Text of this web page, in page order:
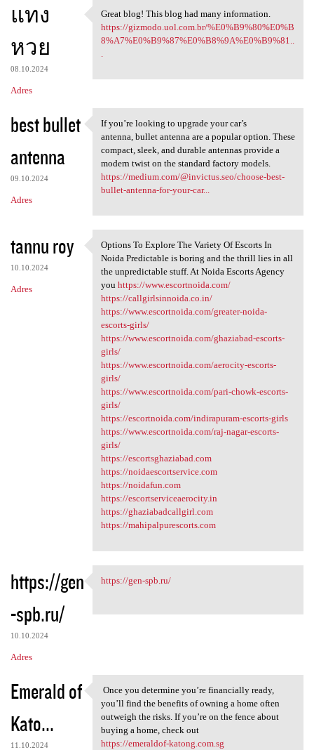
แทง
หวย
08.10.2024
Adres
Great blog! This blog had
Great blog! This blog had many information.
https://gizmodo.uol.com.br/%E0%B9%80%E0%B
8%A7%E0%B9%87%E0%B8%9A%E0%B9%81..
best bullet
antenna
09.10.2024
Adres
If you’re looking to upgrade
If you’re looking to upgrade your car’s
antenna, bullet antenna are a popular option. These
compact, sleek, and durable antennas provide a
modern twist on the standard factory models.
https://medium.com/@invictus.seo/choose-best-
bullet-antenna-for-your-car...
tannu roy
10.10.2024
Adres
Options To Explore The
Options To Explore The Variety Of Escorts In
Noida Predictable is boring and the thrill lies in all
the unpredictable stuff. At Noida Escorts Agency
you https://www.escortnoida.com/
https://callgirlsinnoida.co.in/
https://www.escortnoida.com/greater-noida-
escorts-girls/
https://www.escortnoida.com/ghaziabad-escorts-
girls/
https://www.escortnoida.com/aerocity-escorts-
girls/
https://www.escortnoida.com/pari-chowk-escorts-
girls/
https://escortnoida.com/indirapuram-escorts-girls
https://www.escortnoida.com/raj-nagar-escorts-
girls/
https://escortsghaziabad.com
https://noidaescortservice.com
https://noidafun.com
https://escortserviceaerocity.in
https://ghaziabadcallgirl.com
https://mahipalpurescorts.com
https://gen
-spb.ru/
10.10.2024
Adres
https://gen-spb.ru/
https://gen-spb.ru/
Emerald of
Kato...
11.10.2024
Once you determine you’re
Once you determine you’re financially ready,
you’ll find the benefits of owning a home often
outweigh the risks. If you’re on the fence about
buying a home, check out
https://emeraldof-katong.com.sg